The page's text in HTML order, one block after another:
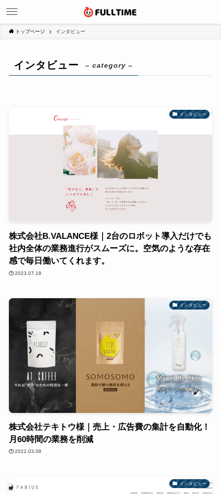
トップページ インタビュー
インタビュー – category –
インタビュー
株式会社B.VALANCE様｜2台のロボット導入だけでも
社内全体の業務進行がスムーズに。空気のような存在
感で毎日働いてくれます。
2023.07.18
インタビュー
株式会社テキトウ様｜売上・広告費の集計を自動化！
月60時間の業務を削減
2022.03.08
インタビュー